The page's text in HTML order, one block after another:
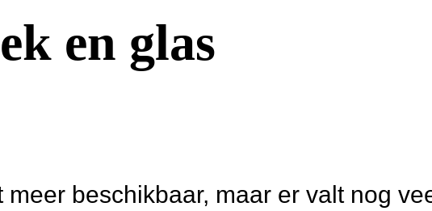
en glas
meer beschikbaar, maar er valt nog